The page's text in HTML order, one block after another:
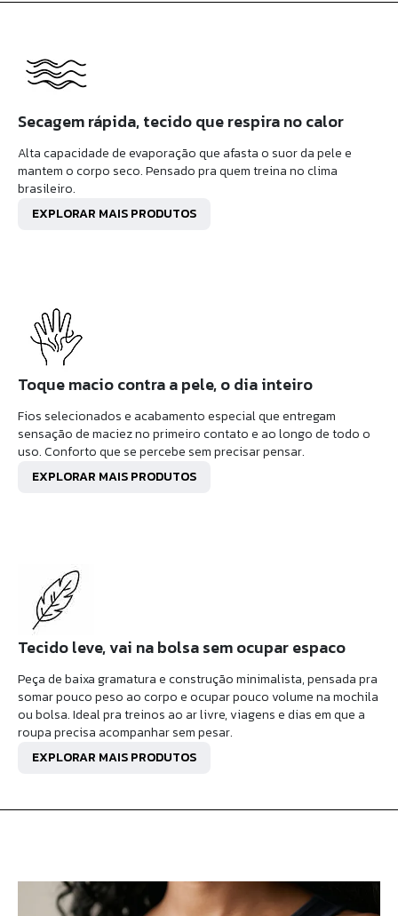
Secagem rápida, tecido que respira no calor
Alta capacidade de evaporação que afasta o suor da pele e
mantem o corpo seco. Pensado pra quem treina no clima
brasileiro.
EXPLORAR MAIS PRODUTOS
Toque macio contra a pele, o dia inteiro
Fios selecionados e acabamento especial que entregam
sensação de maciez no primeiro contato e ao longo de todo o
uso. Conforto que se percebe sem precisar pensar.
EXPLORAR MAIS PRODUTOS
Tecido leve, vai na bolsa sem ocupar espaco
Peça de baixa gramatura e construção minimalista, pensada pra
somar pouco peso ao corpo e ocupar pouco volume na mochila
ou bolsa. Ideal pra treinos ao ar livre, viagens e dias em que a
roupa precisa acompanhar sem pesar.
EXPLORAR MAIS PRODUTOS